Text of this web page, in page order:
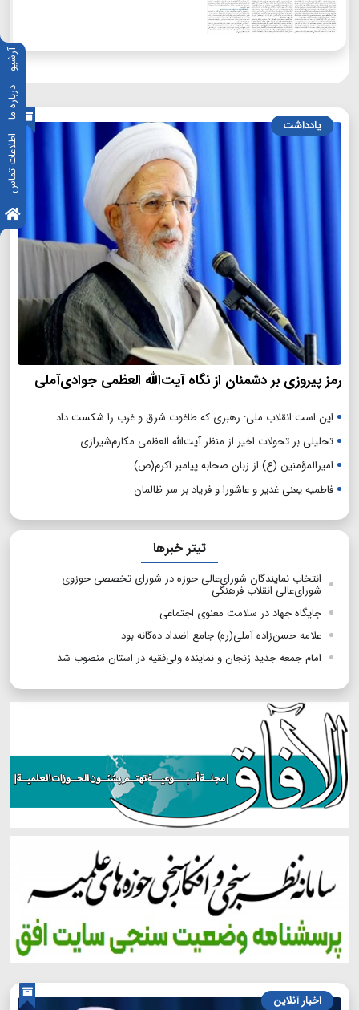
آرشیو
درباره ما
اطلاعات تماس
یادداشت
رمز پیروزی بر دشمنان از نگاه آیت‌الله العظمی جوادی‌آملی
این است انقلاب ملی: رهبری که طاغوت شرق و غرب را شکست داد
تحلیلی بر تحولات اخیر از منظر آیت‌الله العظمی مکارم‌شیرازی
امیرالمؤمنین (ع) از زبان صحابه پیامبر اکرم(ص)
فاطمیه یعنی غدیر و عاشورا و فریاد بر سر ظالمان
تیتر خبرها
انتخاب نمایندگان شورای‌عالی حوزه در شورای تخصصی حوزوی
شورای‌عالی انقلاب فرهنگی
جایگاه جهاد در سلامت معنوی اجتماعی
علامه حسن‌زاده آملی(ره) جامع اضداد ده‌گانه بود
امام جمعه جدید زنجان و نماینده ولی‌فقیه در استان منصوب شد
اخبار آنلاین